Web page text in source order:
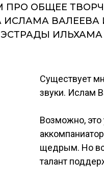
ПРО ОБЩЕЕ
ИСЛАМА ВАЛЕЕВА
ЭСТРАДЫ
Существует
звуки. Ислам
Возможно, это
щедрым. Но
талант